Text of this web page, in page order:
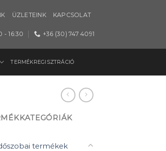
ÜZLETEINK KAPCSOLAT
- 16:30 +36 (30) 747 4091
TERMÉKREGISZTRÁCIÓ
termékek